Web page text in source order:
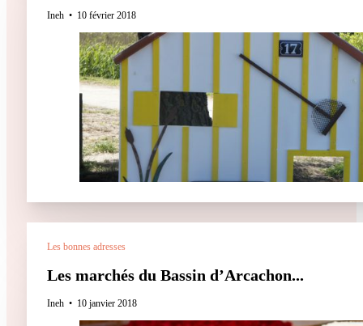
Ineh 10 février 2018
Les bonnes adresses
Les marchés du Bassin d’Arcachon...
Ineh 10 janvier 2018